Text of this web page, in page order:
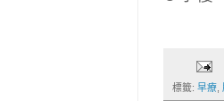
標籤: 早療